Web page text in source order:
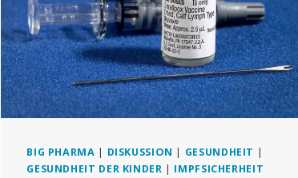
BIG PHARMA | DISKUSSION | GESUNDHEIT |
GESUNDHEIT DER KINDER | IMPFSICHERHEIT